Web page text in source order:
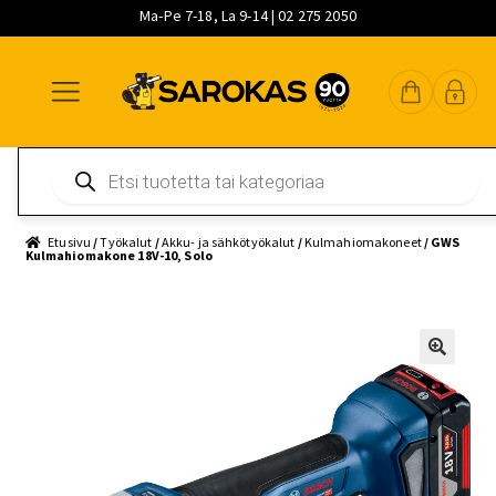
Ma-Pe 7-18, La 9-14 | 02 275 2050
navigointiin
sisältöön
pääsisältöön
search
Etusivu /Työkalut /Akku- ja sähkötyökalut /Kulmahiomakoneet/ GWS
Kulmahiomakone 18V-10, Solo